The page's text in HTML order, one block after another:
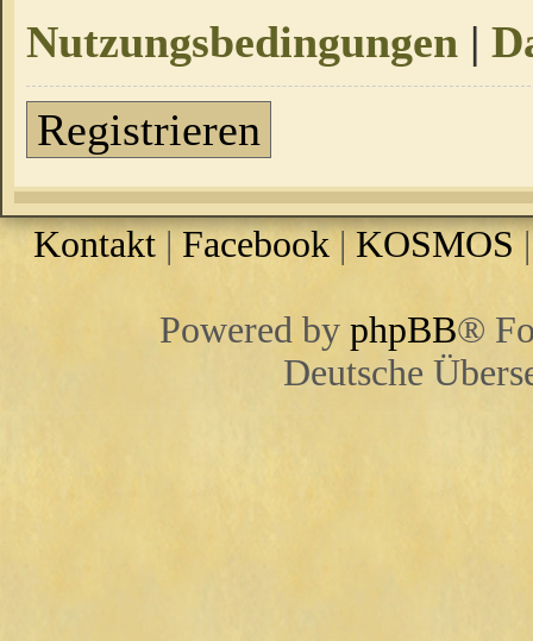
Nutzungsbedingungen |
Registrieren
Kontakt | Facebook |KOSMOS
Powered by phpBB®
Deutsche